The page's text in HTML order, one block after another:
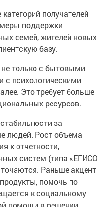
получателей
поддержки
семей, жителей новых
базу.
только с бытовыми
с психологическими
Это требует больше
ресурсов.
за
людей. Рост объема
к отчетности,
систем (типа «ЕГИСО
Раньше акцент
помочь по
к социальному
помощи в решении